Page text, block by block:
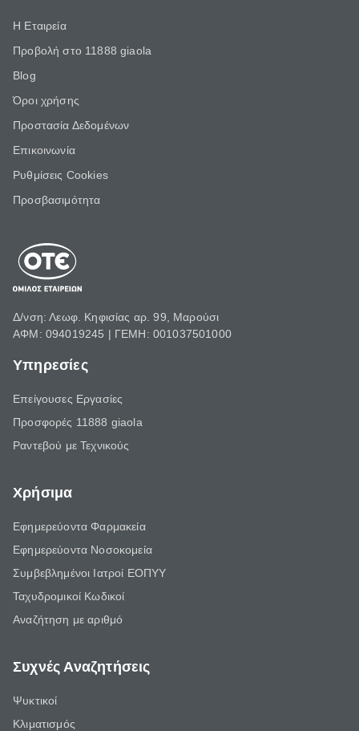
Η Εταιρεία
Προβολή στο 11888 giaola
Blog
Όροι χρήσης
Προστασία Δεδομένων
Επικοινωνία
Ρυθμίσεις Cookies
Προσβασιμότητα
Δ/νση: Λεωφ. Κηφισίας αρ. 99, Μαρούσι
ΑΦΜ: 094019245 | ΓΕΜΗ: 001037501000
Υπηρεσίες
Επείγουσες Εργασίες
Προσφορές 11888 giaola
Ραντεβού με Τεχνικούς
Χρήσιμα
Εφημερεύοντα Φαρμακεία
Εφημερεύοντα Νοσοκομεία
Συμβεβλημένοι Ιατροί ΕΟΠΥΥ
Ταχυδρομικοί Κωδικοί
Αναζήτηση με αριθμό
Συχνές Αναζητήσεις
Ψυκτικοί
Κλιματισμός